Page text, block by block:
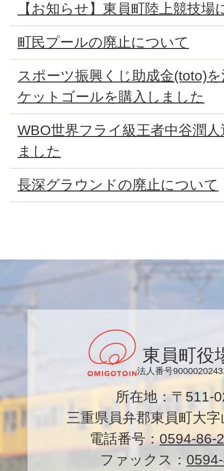
【お知らせ】東員町陸上競技場
町民プールの廃止について
スポーツ振興くじ助成金(toto)
ケットゴールを購入しました
WBO世界フライ級王者中谷潤
ました
長深グラウンドの廃止について
東員町役
法人番号
所在地：〒
三重県員弁郡東員町大
電話番号： 0594-86-
ファックス：